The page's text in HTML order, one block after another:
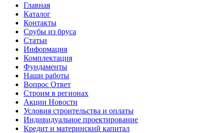
Главная
Каталог
Контакты
Срубы из бруса
Статьи
Информация
Комплектация
Фундаменты
Наши работы
Вопрос Ответ
Строим в регионах
Акции Новости
Условия строительства и оплаты
Индивидуальное проектирование
Кредит и материнский капитал